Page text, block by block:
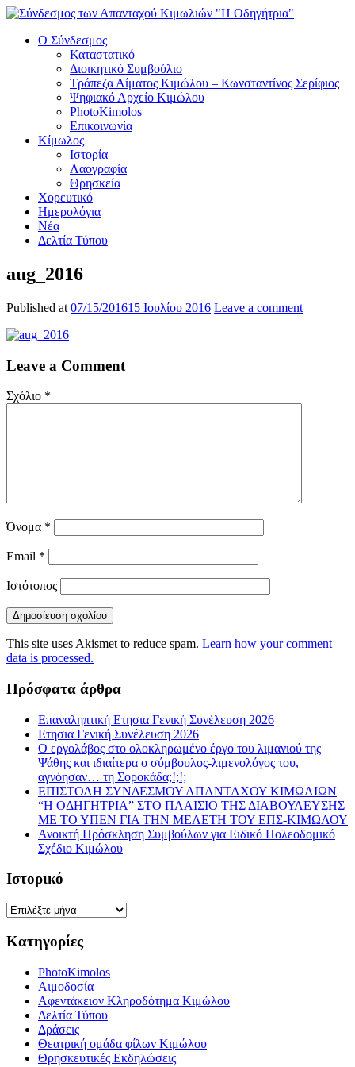
Ο Σύνδεσμος
Καταστατικό
Διοικητικό Συμβούλιο
Τράπεζα Αίματος Κιμώλου – Κωνσταντίνος Σερίφιος
Ψηφιακό Αρχείο Κιμώλου
PhotoKimolos
Επικοινωνία
Κίμωλος
Ιστορία
Λαογραφία
Θρησκεία
Χορευτικό
Ημερολόγια
Νέα
Δελτία Τύπου
aug_2016
Published at 07/15/201615 Ιουλίου 2016 Leave a comment
Leave a Comment
Σχόλιο *
Όνομα *
Email *
Ιστότοπος
This site uses Akismet to reduce spam. Learn how your comment
data is processed.
Πρόσφατα άρθρα
Επαναληπτική Ετησια Γενική Συνέλευση 2026
Ετησια Γενική Συνέλευση 2026
Ο εργολάβος στο ολοκληρωμένο έργο του λιμανιού της
Ψάθης και ιδιαίτερα ο σύμβουλος-λιμενολόγος του,
αγνόησαν… τη Σοροκάδα;!;!;
ΕΠΙΣΤΟΛΗ ΣΥΝΔΕΣΜΟΥ ΑΠΑΝΤΑΧΟΥ ΚΙΜΩΛΙΩΝ
“Η ΟΔΗΓΗΤΡΙΑ” ΣΤΟ ΠΛΑΙΣΙΟ ΤΗΣ ΔΙΑΒΟΥΛΕΥΣΗΣ
ΜΕ ΤΟ ΥΠΕΝ ΓΙΑ ΤΗΝ ΜΕΛΕΤΗ ΤΟΥ ΕΠΣ-ΚΙΜΩΛΟΥ
Ανοικτή Πρόσκληση Συμβούλων για Ειδικό Πολεοδομικό
Σχέδιο Κιμώλου
Ιστορικό
Ιστορικό
Κατηγορίες
PhotoKimolos
Αιμοδοσία
Αφεντάκειον Κληροδότημα Κιμώλου
Δελτία Τύπου
Δράσεις
Θεατρική ομάδα φίλων Κιμώλου
Θρησκευτικές Εκδηλώσεις